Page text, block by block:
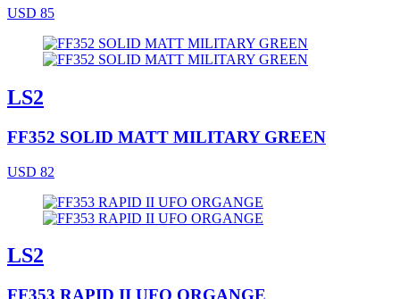
USD 85
LS2
FF352 SOLID MATT MILITARY GREEN
USD 82
LS2